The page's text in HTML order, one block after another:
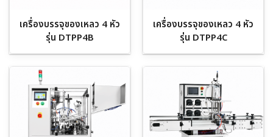
เครื่องบรรจุของเหลว 4 หัว
รุ่น DTPP4B
เครื่องบรรจุของเหลว 4 หัว
รุ่น DTPP4C